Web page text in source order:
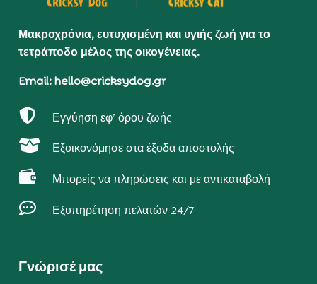
Μακροχρόνια, ευτυχισμένη και υγιής ζωή για το
τετράποδο μέλος της οικογένειας.
Email: hello@cricksydog.gr
 Εγγύηση εφ’ όρου ζωής
 Εξοικονόμησε στα έξοδα αποστολής
 Μπορείς να πληρώσεις και με αντικαταβολή
 Εξυπηρέτηση πελατών 24/7
Γνώρισέ μας